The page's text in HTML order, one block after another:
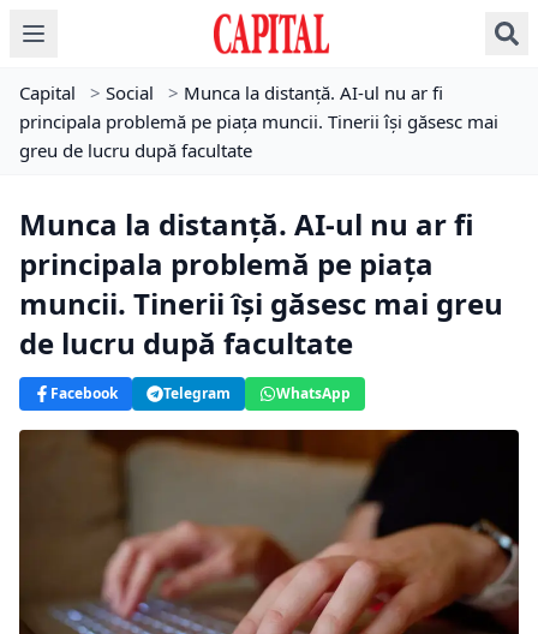
Capital > Social > Munca la distanță. AI-ul nu ar fi
principala problemă pe piața muncii. Tinerii își găsesc mai
greu de lucru după facultate
Munca la distanță. AI-ul nu ar fi
principala problemă pe piața
muncii. Tinerii își găsesc mai greu
de lucru după facultate
Facebook Telegram WhatsApp